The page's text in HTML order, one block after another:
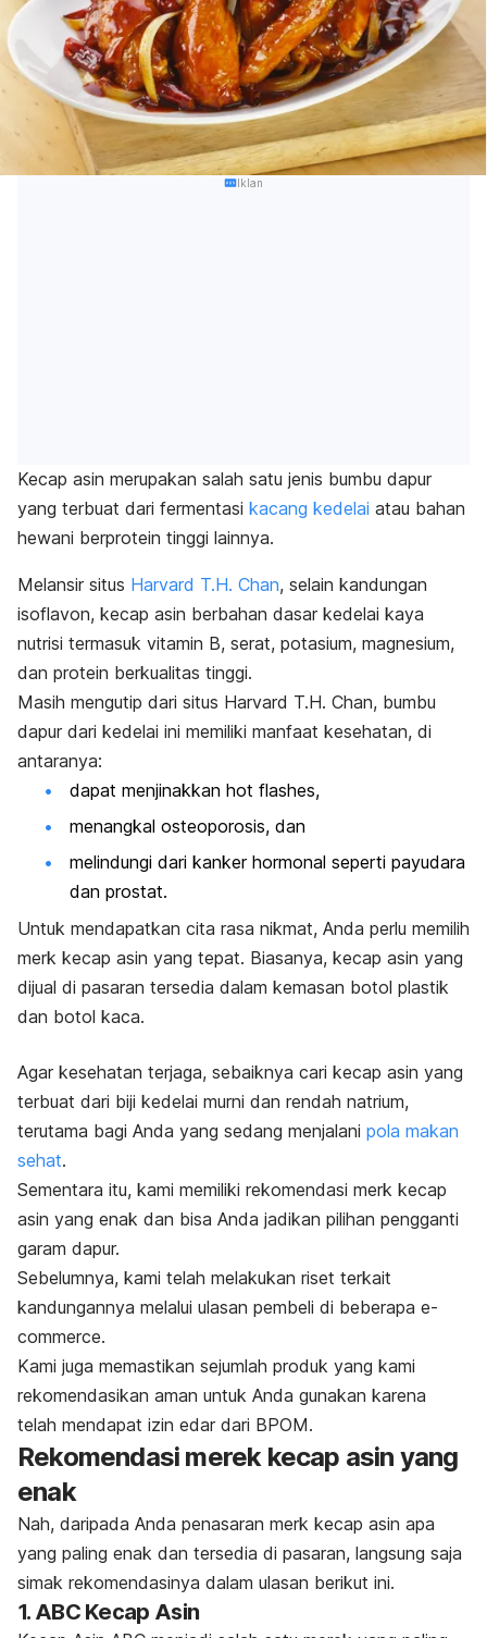
Iklan
Kecap asin merupakan salah satu jenis bumbu dapur
yang terbuat dari fermentasi kacang kedelai atau bahan
hewani berprotein tinggi lainnya.
Melansir situs Harvard T.H. Chan, selain kandungan
isoflavon, kecap asin berbahan dasar kedelai kaya
nutrisi termasuk vitamin B, serat, potasium, magnesium,
dan protein berkualitas tinggi.
Masih mengutip dari situs Harvard T.H. Chan, bumbu
dapur dari kedelai ini memiliki manfaat kesehatan, di
antaranya:
dapat menjinakkan hot flashes,
menangkal osteoporosis, dan
melindungi dari kanker hormonal seperti payudara
dan prostat.
Untuk mendapatkan cita rasa nikmat, Anda perlu memilih
merk kecap asin yang tepat. Biasanya, kecap asin yang
dijual di pasaran tersedia dalam kemasan botol plastik
dan botol kaca.
Agar kesehatan terjaga, sebaiknya cari kecap asin yang
terbuat dari biji kedelai murni dan rendah natrium,
terutama bagi Anda yang sedang menjalani pola makan
sehat.
Sementara itu, kami memiliki rekomendasi merk kecap
asin yang enak dan bisa Anda jadikan pilihan pengganti
garam dapur.
Sebelumnya, kami telah melakukan riset terkait
kandungannya melalui ulasan pembeli di beberapa e-
commerce.
Kami juga memastikan sejumlah produk yang kami
rekomendasikan aman untuk Anda gunakan karena
telah mendapat izin edar dari BPOM.
Rekomendasi merek kecap asin yang
enak
Nah, daripada Anda penasaran merk kecap asin apa
yang paling enak dan tersedia di pasaran, langsung saja
simak rekomendasinya dalam ulasan berikut ini.
1. ABC Kecap Asin